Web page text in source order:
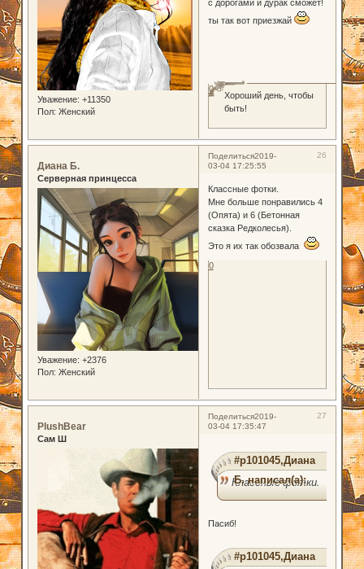
Уважение: +11350
Пол: Женский
с дорогами и дурак сможет!
ты так вот приезжай
Хороший день, чтобы
быть!
0
Поделиться 26
2019-
03-04 17:25:55
Диана Б.
Серверная принцесса
Уважение: +2376
Пол: Женский
Классные фотки.
Мне больше понравились 4
(Опята) и 6 (Бетонная
сказка Редколесья).
Это я их так обозвала
0
Поделиться 27
2019-
03-04 17:35:47
PlushBear
Сам Ш
#p101045,Диана
Б. написал(а):
Классные фотки.
Пасиб!
#p101045,Диана